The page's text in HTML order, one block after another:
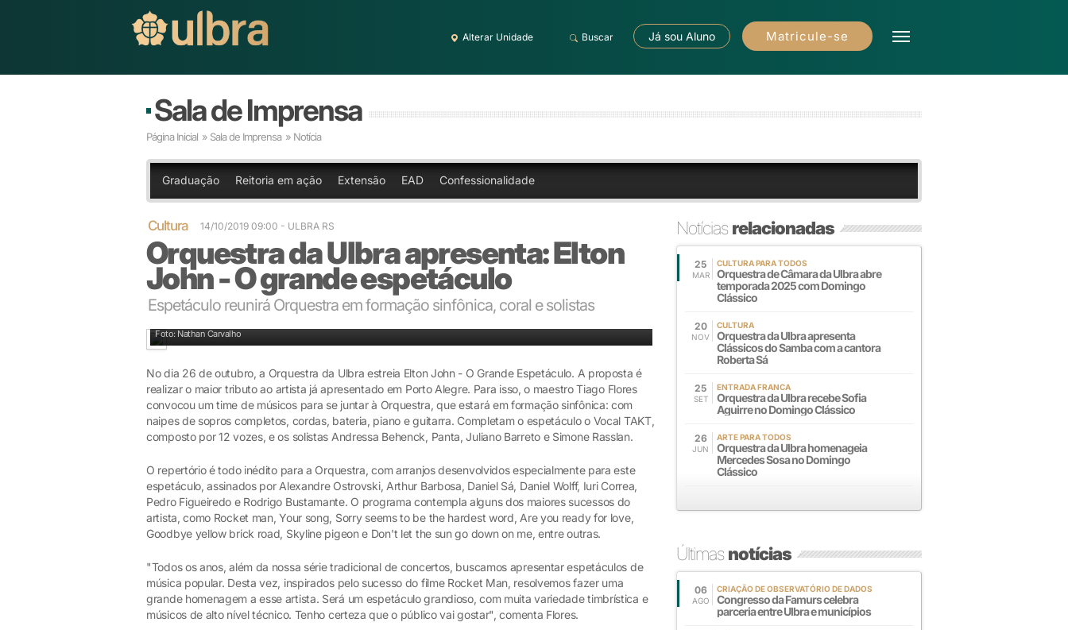
Alterar Unidade Buscar Já sou Aluno Matricule-se
Sala de Imprensa
Página Inicial » Sala de Imprensa » Notícia
Graduação Reitoria em ação Extensão EAD Confessionalidade
Cultura 14/10/2019 09:00 - ULBRA RS
Orquestra da Ulbra apresenta: Elton
John - O grande espetáculo
Espetáculo reunirá Orquestra em formação sinfônica, coral e solistas
Foto: Nathan Carvalho
No dia 26 de outubro, a Orquestra da Ulbra estreia Elton John - O Grande Espetáculo. A proposta é
realizar o maior tributo ao artista já apresentado em Porto Alegre. Para isso, o maestro Tiago Flores
convocou um time de músicos para se juntar à Orquestra, que estará em formação sinfônica: com
naipes de sopros completos, cordas, bateria, piano e guitarra. Completam o espetáculo o Vocal TAKT,
composto por 12 vozes, e os solistas Andressa Behenck, Panta, Juliano Barreto e Simone Rasslan.
O repertório é todo inédito para a Orquestra, com arranjos desenvolvidos especialmente para este
espetáculo, assinados por Alexandre Ostrovski, Arthur Barbosa, Daniel Sá, Daniel Wolff, Iuri Correa,
Pedro Figueiredo e Rodrigo Bustamante. O programa contempla alguns dos maiores sucessos do
artista, como Rocket man, Your song, Sorry seems to be the hardest word, Are you ready for love,
Goodbye yellow brick road, Skyline pigeon e Don't let the sun go down on me, entre outras.
"Todos os anos, além da nossa série tradicional de concertos, buscamos apresentar espetáculos de
música popular. Desta vez, inspirados pelo sucesso do filme Rocket Man, resolvemos fazer uma
grande homenagem a esse artista. Será um espetáculo grandioso, com muita variedade timbrística e
músicos de alto nível técnico. Tenho certeza que o público vai gostar", comenta Flores.
Notíciasrelacionadas
25
MAR
CULTURA PARA TODOS
Orquestra de Câmara da Ulbra abre
temporada 2025 com Domingo
Clássico
20
NOV
CULTURA
Orquestra da Ulbra apresenta
Clássicos do Samba com a cantora
Roberta Sá
25
SET
ENTRADA FRANCA
Orquestra da Ulbra recebe Sofia
Aguirre no Domingo Clássico
26
JUN
ARTE PARA TODOS
Orquestra da Ulbra homenageia
Mercedes Sosa no Domingo
Clássico
Últimasnotícias
06
AGO
CRIAÇÃO DE OBSERVATÓRIO DE DADOS
Congresso da Famurs celebra
parceria entre Ulbra e municípios